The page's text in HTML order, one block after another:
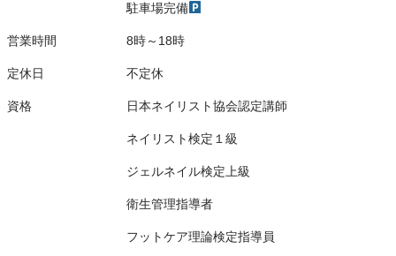
駐車場完備
営業時間 8時～18時
定休日 不定休
資格 日本ネイリスト協会認定講師
ネイリスト検定１級
ジェルネイル検定上級
衛生管理指導者
フットケア理論検定指導員